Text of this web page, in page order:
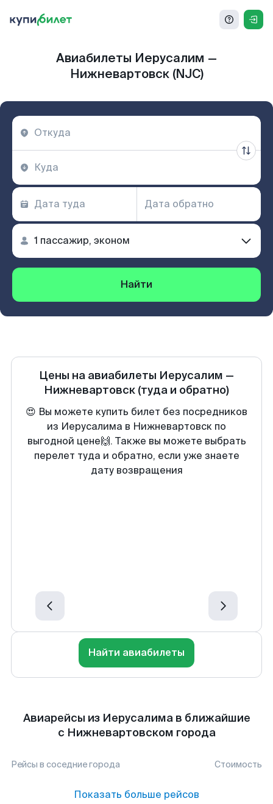
Авиабилеты Иерусалим —
Нижневартовск (NJC)
Найти
Цены на авиабилеты Иерусалим —
Нижневартовск (туда и обратно)
😍 Вы можете купить билет без посредников
из Иерусалима в Нижневартовск по
выгодной цене🙌. Также вы можете выбрать
перелет туда и обратно, если уже знаете
дату возвращения
Найти авиабилеты
Авиарейсы из Иерусалима в ближайшие
с Нижневартовском города
Рейсы в соседние города Стоимость
Показать больше рейсов